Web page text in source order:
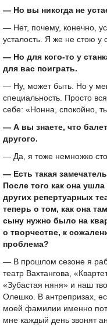
— Но вы никогда не
— Нет, почему, конечно,
усталость. Я же не стою у
— Но для кого-то у
для вас поиграть.
— Ну, может быть. Но у
специальность. Просто
себе: «Нонна, спокойно,
— А вы знаете, что
другого.
— Да, я тоже немножко
— Есть такая
После того как она
других репертуарных
теперь о том, как она
сыну нужно было на
о творчестве, к
проблема?
— В прошлом сезоне я
театр Вахтангова,
«Зубастая няня» и наш
Олешко. В антрепризах,
моей фамилии именно
мне каждый день звонят